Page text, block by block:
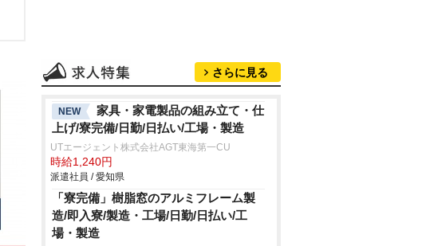
さらに見る
NEW
家具・家電製品の組み立て・仕
上げ/寮完備/日勤/日払い/工場・製造
UTエージェント株式会社AGT東海第一CU
時給1,240円
派遣社員 / 愛知県
「寮完備」樹脂窓のアルミフレーム製
造/即入寮/製造・工場/日勤/日払い/工
場・製造